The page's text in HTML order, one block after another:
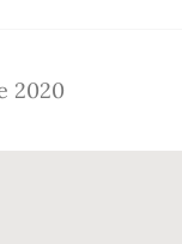
2020